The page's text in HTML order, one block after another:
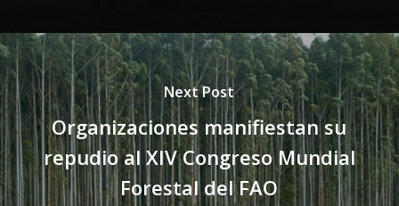
Next Post
Organizaciones manifiestan su
repudio al XIV Congreso Mundial
Forestal del FAO